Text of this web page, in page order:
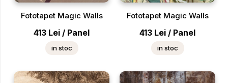
Fototapet Magic Walls
413 Lei / Panel
in stoc
Fototapet Magic Walls
413 Lei / Panel
in stoc